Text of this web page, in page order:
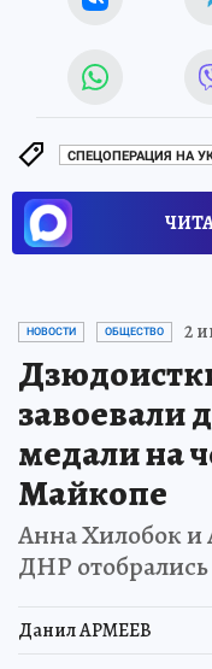
СПЕЦОПЕРАЦИЯ НА
НОВОСТИ ОБЩЕСТВО 2
завоевали
медали на
Майкопе
Анна Хилобок и
ДНР
Данил АРМЕЕВ